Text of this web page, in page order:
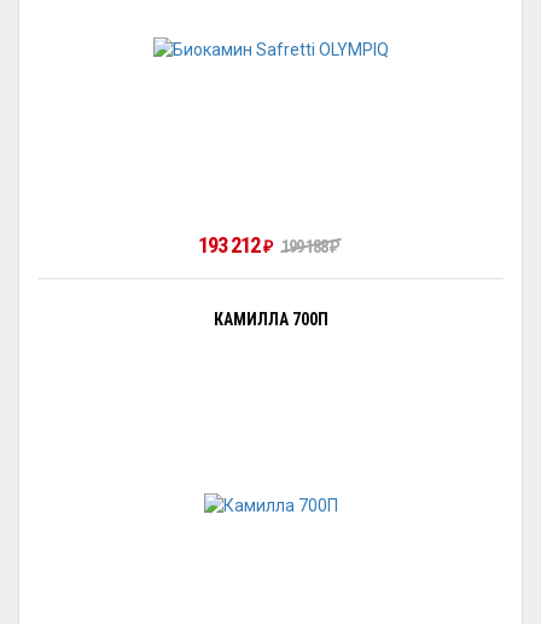
193 212₽ 199 188₽
КАМИЛЛА 700П